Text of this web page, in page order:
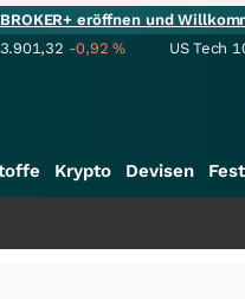
eröffnen und
-0,92% US Tech
Krypto Devisen